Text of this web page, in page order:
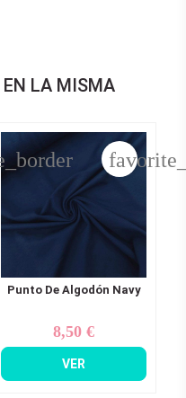
EN LA MISMA
Punto De Algodón Navy
Precio
8,50 €
VER